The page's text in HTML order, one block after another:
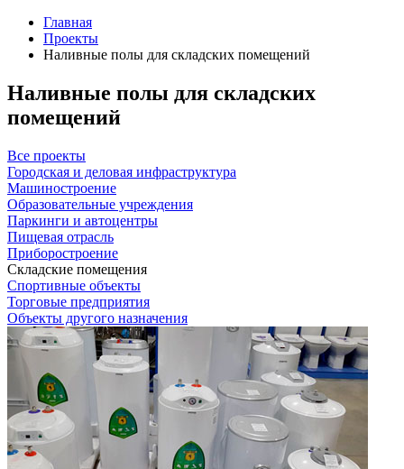
Главная
Проекты
Наливные полы для складских помещений
Наливные полы для складских
помещений
Все проекты
Городская и деловая инфраструктура
Машиностроение
Образовательные учреждения
Паркинги и автоцентры
Пищевая отрасль
Приборостроение
Складские помещения
Спортивные объекты
Торговые предприятия
Объекты другого назначения